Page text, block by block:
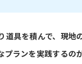
道具を積んで、現
プランを実践するの